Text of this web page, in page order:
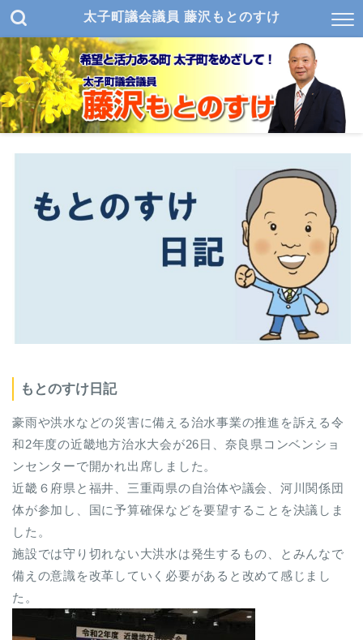
太子町議会議員 藤沢もとのすけ
もとのすけ日記
豪雨や洪水などの災害に備える治水事業の推進を訴える令
和2年度の近畿地方治水大会が26日、奈良県コンベンショ
ンセンターで開かれ出席しました。
近畿６府県と福井、三重両県の自治体や議会、河川関係団
体が参加し、国に予算確保などを要望することを決議しま
した。
施設では守り切れない大洪水は発生するもの、とみんなで
備えの意識を改革していく必要があると改めて感じまし
た。